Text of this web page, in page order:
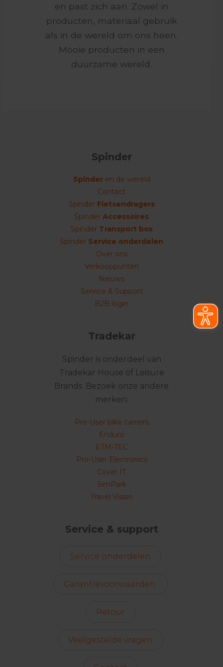
en past zich aan. Zowel in
producten, materiaal gebruik
als in de wereld om ons heen.
Mooie producten in een
duurzame wereld.
Spinder
Spinderen de wereld
Contact
Spinder Fietsendragers
Spinder Accessoires
Spinder Transport box
Spinder Service onderdelen
Over ons
Verkooppunten
Nieuws
Service & Support
B2B login
Tradekar
Spinder is onderdeel van
Tradekar House of Leisure
Brands. Bezoek onze andere
merken:
Pro-User bike carriers
Enduro
ETM-TEC
Pro-User Electronics
Cover IT
SimPark
Travel Vision
Service & support
Service onderdelen
Garantievoorwaarden
Retour
Veelgestelde vragen